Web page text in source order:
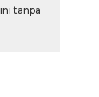
tanpa